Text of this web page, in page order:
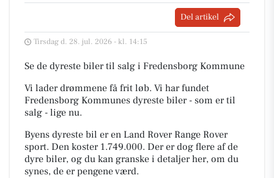
Del artikel
Tirsdag d. 28. jul. 2026 - kl. 14:15
Se de dyreste biler til salg i Fredensborg Kommune
Vi lader drømmene få frit løb. Vi har fundet
Fredensborg Kommunes dyreste biler - som er til
salg - lige nu.
Byens dyreste bil er en Land Rover Range Rover
sport. Den koster 1.749.000. Der er dog flere af de
dyre biler, og du kan granske i detaljer her, om du
synes, de er pengene værd.